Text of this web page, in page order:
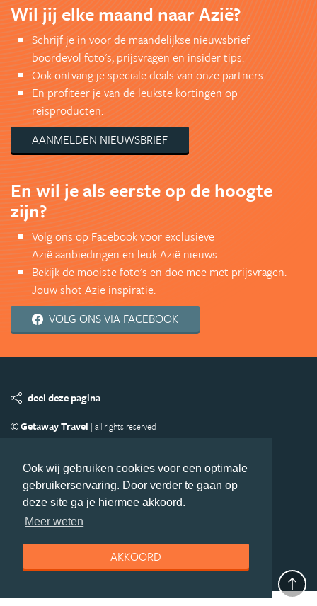
Ook wij gebruiken cookies voor een optimale
gebruikerservaring. Door verder te gaan op
deze site ga je hiermee akkoord.
Meer weten
AKKOORD
Wil jij elke maand naar Azië?
Schrijf je in voor de maandelijkse nieuwsbrief
boordevol foto's, prijsvragen en insider tips.
Ook ontvang je speciale deals van onze partners.
En profiteer je van de leukste kortingen op
reisproducten.
AANMELDEN NIEUWSBRIEF
En wil je als eerste op de hoogte
zijn?
Volg ons op Facebook voor exclusieve
Azië aanbiedingen en leuk Azië nieuws.
Bekijk de mooiste foto's en doe mee met prijsvragen.
Jouw shot Azië inspiratie.
VOLG ONS VIA FACEBOOK
deel deze pagina
© Getaway Travel | all rights reserved
Copyright
Privacy statement Disclaimer
Cookies
Volg Azie.nl
Nieuwsbrief
Facebook